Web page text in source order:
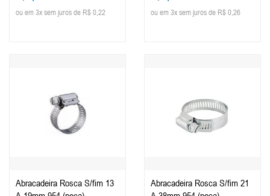
ou em 3x sem juros de R$ 0,22 ou em 3x sem juros de R$ 0,26
Abracadeira Rosca S/fim 13
Abracadeira Rosca S/fim 21